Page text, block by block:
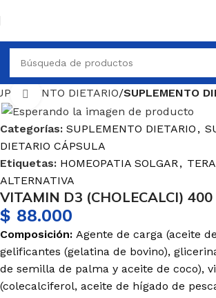
DIETARIO SUPLEMENTO
Haga Click para agrandar
Categorías: SUPLEMENTO DIETARIO ,
DIETARIO CÁPSULA
Etiquetas: HOMEOPATIA SOLGAR ,
ALTERNATIVA
VITAMIN D3 (CHOLECALCI) 400
$ 88.000
Composición: Agente de carga (aceite
gelificantes (gelatina de bovino),
de semilla de palma y aceite de coco),
(colecalciferol, aceite de hígado de